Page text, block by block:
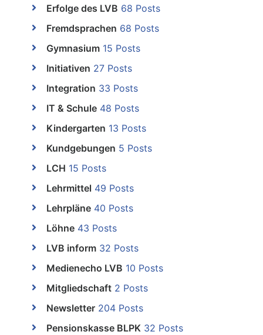
Erfolge des LVB 68 Posts
Fremdsprachen 68 Posts
Gymnasium 15 Posts
Initiativen 27 Posts
Integration 33 Posts
IT & Schule 48 Posts
Kindergarten 13 Posts
Kundgebungen 5 Posts
LCH 15 Posts
Lehrmittel 49 Posts
Lehrpläne 40 Posts
Löhne 43 Posts
LVB inform 32 Posts
Medienecho LVB 10 Posts
Mitgliedschaft 2 Posts
Newsletter 204 Posts
Pensionskasse BLPK 32 Posts